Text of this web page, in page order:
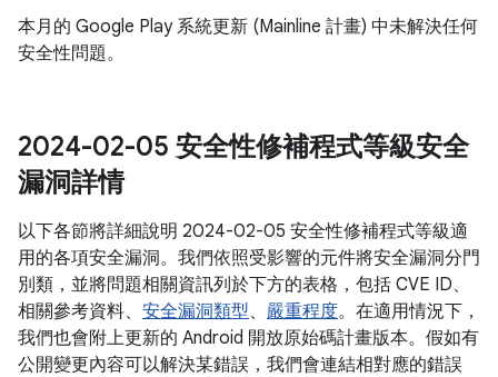
本月的 Google Play 系統更新 (Mainline 計畫) 中未解決任何
安全性問題。
2024-02-05 安全性修補程式等級安全
漏洞詳情
以下各節將詳細說明 2024-02-05 安全性修補程式等級適
用的各項安全漏洞。我們依照受影響的元件將安全漏洞分門
別類，並將問題相關資訊列於下方的表格，包括 CVE ID、
相關參考資料、 安全漏洞類型、 嚴重程度。在適用情況下，
我們也會附上更新的 Android 開放原始碼計畫版本。假如有
公開變更內容可以解決某錯誤，我們會連結相對應的錯誤